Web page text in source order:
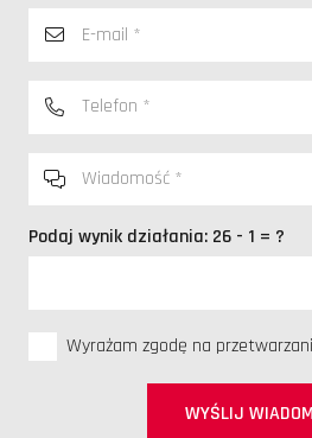
Podaj wynik działania: 26 - 1 = ?
Wyrażam zgodę na
WYŚLIJ